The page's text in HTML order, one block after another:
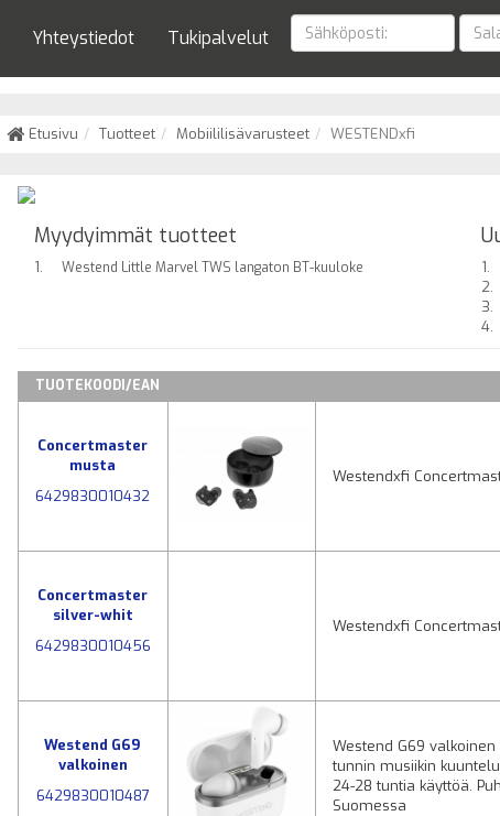
Yhteystiedot Tukipalvelut
Etusivu Tuotteet Mobiililisävarusteet WESTENDxfi
Myydyimmät tuotteet
Westend Little Marvel TWS langaton BT-kuuloke
TUOTEKOODI/EAN
Concertmaster
musta
6429830010432
Westendxfi
Concertmaster
silver-whit
6429830010456
Westendxfi
Westend G69
valkoinen
6429830010487
Westend G69 valkoinen
tunnin musiikin
24-28 tuntia käyttöä.
Suomessa